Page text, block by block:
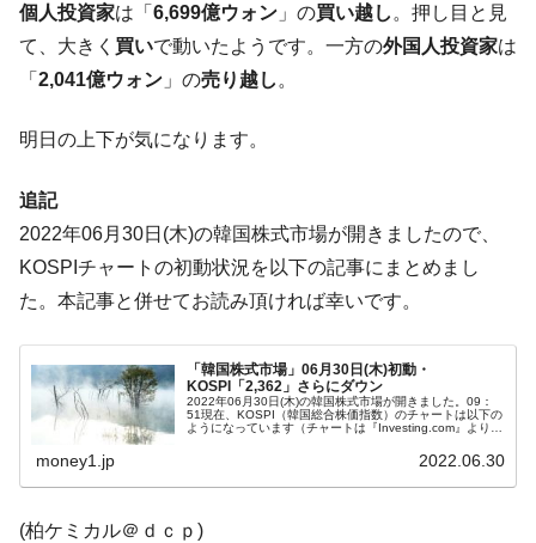
断
『Money1』
韓国･警察職員が「丸刈りになって抗議活
動」
国の過剰生産が世界を蝕む。
種は全般的「不調」⇒ PSIが示す現況は決して良くない。
【米韓激突案件】韓国消費者院が『クーパ
ン』1人当たり賠償10万ウォンを認定 ⇒ 総額3兆7,000億
『Money1』 韓国で猛暑。南東部では干ばつ
「KDDX」1番艦、2032年竣工と公示
『Money1』
【対日本円】ウォン安が急進！ 日米の協調
に韓国がいっちょがみしたのでは。
『Money1』
韓国政府『BYD』車への補助金を全廃 ⇒ 実
個人投資家は「 6,699億ウォン 」の買い越し 。押し目と見
て、大きく 買いで動いたようです。一方の外国人投資家は
「 2,041億ウォン 」の売り越し 。
明日の上下が気になります。
追記
2022年06月30日(木)の韓国株式市場が開きましたので、
KOSPIチャートの初動状況を以下の記事にまとめまし
た。本記事と併せてお読み頂ければ幸いです。
「韓国株式市場」06月30日(木)初動・
KOSPI「2,362」さらにダウン
2022年06月30日(木)の韓国株式市場が開きました。09：
51現在、KOSPI（韓国総合株価指数）のチャートは以下の
ようになっています（チャートは『Investing.com』より引
money1.jp 2022.06.30
(柏ケミカル＠ｄｃｐ)